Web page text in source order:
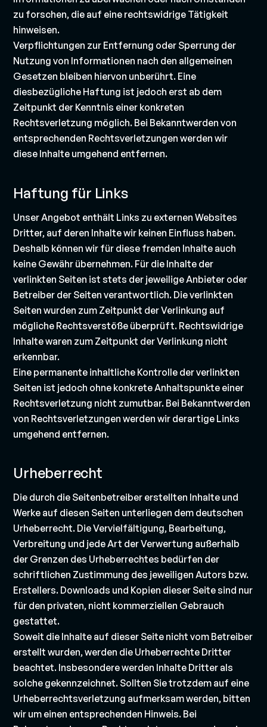
zu forschen, die auf eine rechtswidrige Tätigkeit
hinweisen.
Verpflichtungen zur Entfernung oder Sperrung der
Nutzung von Informationen nach den allgemeinen
Gesetzen bleiben hiervon unberührt. Eine
diesbezügliche Haftung ist jedoch erst ab dem
Zeitpunkt der Kenntnis einer konkreten
Rechtsverletzung möglich. Bei Bekanntwerden von
entsprechenden Rechtsverletzungen werden wir
diese Inhalte umgehend entfernen.
Haftung für Links
Unser Angebot enthält Links zu externen Websites
Dritter, auf deren Inhalte wir keinen Einfluss haben.
Deshalb können wir für diese fremden Inhalte auch
keine Gewähr übernehmen. Für die Inhalte der
verlinkten Seiten ist stets der jeweilige Anbieter oder
Betreiber der Seiten verantwortlich. Die verlinkten
Seiten wurden zum Zeitpunkt der Verlinkung auf
mögliche Rechtsverstöße überprüft. Rechtswidrige
Inhalte waren zum Zeitpunkt der Verlinkung nicht
erkennbar.
Eine permanente inhaltliche Kontrolle der verlinkten
Seiten ist jedoch ohne konkrete Anhaltspunkte einer
Rechtsverletzung nicht zumutbar. Bei Bekanntwerden
von Rechtsverletzungen werden wir derartige Links
umgehend entfernen.
Urheberrecht
Die durch die Seitenbetreiber erstellten Inhalte und
Werke auf diesen Seiten unterliegen dem deutschen
Urheberrecht. Die Vervielfältigung, Bearbeitung,
Verbreitung und jede Art der Verwertung außerhalb
der Grenzen des Urheberrechtes bedürfen der
schriftlichen Zustimmung des jeweiligen Autors bzw.
Erstellers. Downloads und Kopien dieser Seite sind nur
für den privaten, nicht kommerziellen Gebrauch
gestattet.
Soweit die Inhalte auf dieser Seite nicht vom Betreiber
erstellt wurden, werden die Urheberrechte Dritter
beachtet. Insbesondere werden Inhalte Dritter als
solche gekennzeichnet. Sollten Sie trotzdem auf eine
Urheberrechtsverletzung aufmerksam werden, bitten
wir um einen entsprechenden Hinweis. Bei